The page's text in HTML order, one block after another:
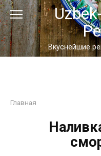
Перейти
к
контенту
Вкуснейшие
Главная